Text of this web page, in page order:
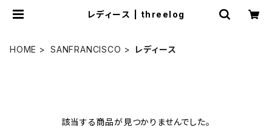
レディース | threelog
HOME SANFRANCISCO レディース
該当する商品が見つかりませんでした。